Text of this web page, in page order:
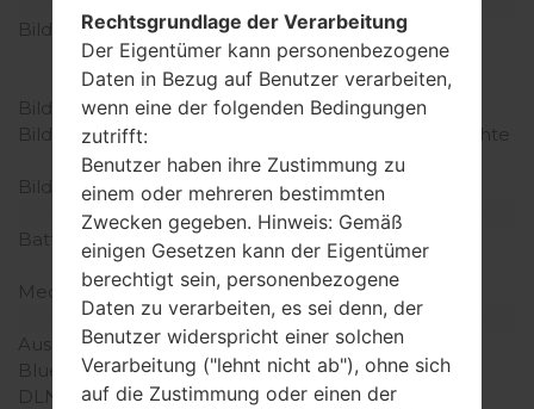
Bildschirmgröße
2.0 Zoll, 32 x 40 mm
(~25.6% Bildschirm zu
Körper Verhältnis)
Bildschirmtyp
TFT
Bildschirmerweiterung
128 x 160 Pixel (~102 Dichte
der Pixel pro Zoll)
Bildschirmfarben
65K Farben
Batterie und Tastatur
Batteriekapazität
Abnehmbar Li-Ion 750
mAh
Mechanische Tastatur
Ja
Interfaces
Ausgabe für Audio
-
Bluetooth
Version 2.0, A2DP
DLNA
-
Rechtsgrundlage der Verarbeitung
Der Eigentümer kann personenbezogene
Daten in Bezug auf Benutzer verarbeiten,
wenn eine der folgenden Bedingungen
zutrifft:
Benutzer haben ihre Zustimmung zu
einem oder mehreren bestimmten
Zwecken gegeben. Hinweis: Gemäß
einigen Gesetzen kann der Eigentümer
berechtigt sein, personenbezogene
Daten zu verarbeiten, es sei denn, der
Benutzer widerspricht einer solchen
Verarbeitung ("lehnt nicht ab"), ohne sich
auf die Zustimmung oder einen der